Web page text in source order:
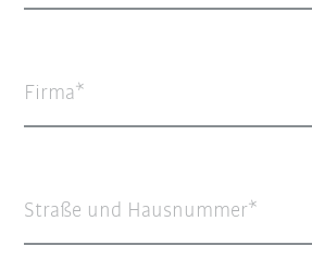
Firma
Straße und Hausnummer